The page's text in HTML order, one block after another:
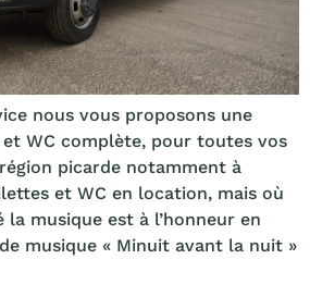
nous vous proposons une
WC complète, pour toutes vos
picarde notamment à
et WC en location, mais où
musique est à l’honneur en
musique « Minuit avant la nuit »